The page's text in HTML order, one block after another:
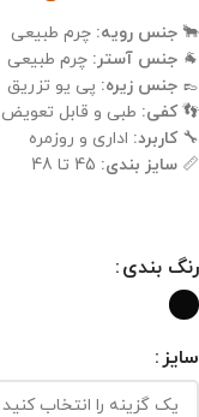
🐂 جنس رویه: چرم طبیعی
🐐 جنس آستر: چرم طبیعی
👞 جنس زیره: پی یو تزریق
👣کفی: طبی و قابل تعویض
🔧کاربرد: اداری و روزمره
📏 سایز بندی:
رنگ بندی
سایز